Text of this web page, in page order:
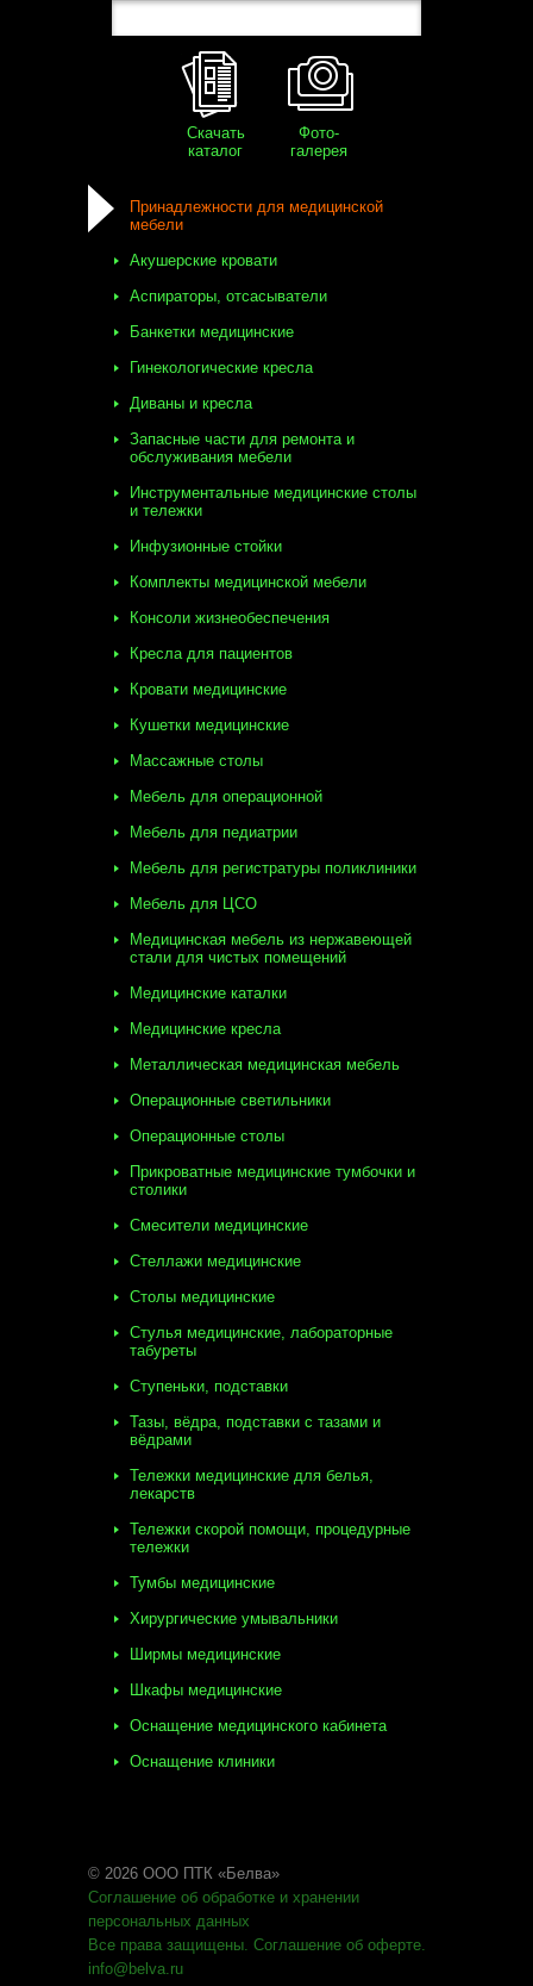
Скачать
каталог
Фото-
галерея
Принадлежности для медицинской
мебели
Акушерские кровати
Аспираторы, отсасыватели
Банкетки медицинские
Гинекологические кресла
Диваны и кресла
Запасные части для ремонта и
обслуживания мебели
Инструментальные медицинские столы
и тележки
Инфузионные стойки
Комплекты медицинской мебели
Консоли жизнеобеспечения
Кресла для пациентов
Кровати медицинские
Кушетки медицинские
Массажные столы
Мебель для операционной
Мебель для педиатрии
Мебель для регистратуры поликлиники
Мебель для ЦСО
Медицинская мебель из нержавеющей
стали для чистых помещений
Медицинские каталки
Медицинские кресла
Металлическая медицинская мебель
Операционные светильники
Операционные столы
Прикроватные медицинские тумбочки и
столики
Смесители медицинские
Стеллажи медицинские
Столы медицинские
Стулья медицинские, лабораторные
табуреты
Ступеньки, подставки
Тазы, вёдра, подставки с тазами и
вёдрами
Тележки медицинские для белья,
лекарств
Тележки скорой помощи, процедурные
тележки
Тумбы медицинские
Хирургические умывальники
Ширмы медицинские
Шкафы медицинские
Оснащение медицинского кабинета
Оснащение клиники
© 2026 ООО ПТК «Белва»
Соглашение об обработке и хранении
персональных данных
Все права защищены. Соглашение об оферте.
info@belva.ru